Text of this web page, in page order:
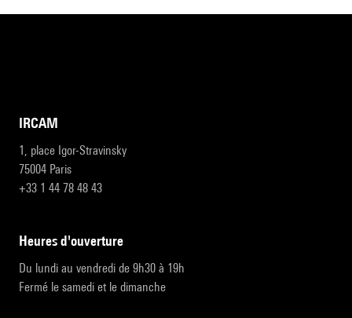
IRCAM
1, place Igor-Stravinsky
75004 Paris
+33 1 44 78 48 43
heures d'ouverture
Du lundi au vendredi de 9h30 à 19h
Fermé le samedi et le dimanche